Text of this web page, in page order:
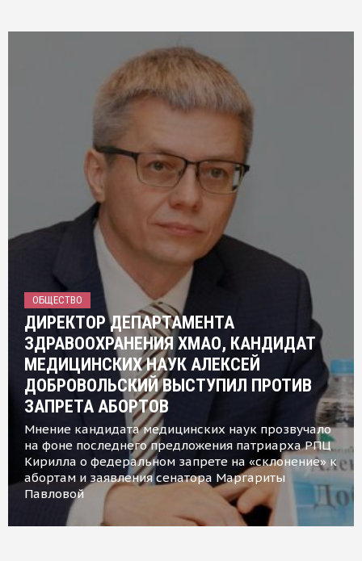
ОБЩЕСТВО
ДИРЕКТОР ДЕПАРТАМЕНТА
ЗДРАВООХРАНЕНИЯ ХМАО, КАНДИДАТ
МЕДИЦИНСКИХ НАУК АЛЕКСЕЙ
ДОБРОВОЛЬСКИЙ ВЫСТУПИЛ ПРОТИВ
ЗАПРЕТА АБОРТОВ
Мнение кандидата медицинских наук прозвучало
на фоне последнего предложения патриарха РПЦ
Кирилла о федеральном запрете на «склонение» к
абортам и заявления сенатора Маргариты
Павловой